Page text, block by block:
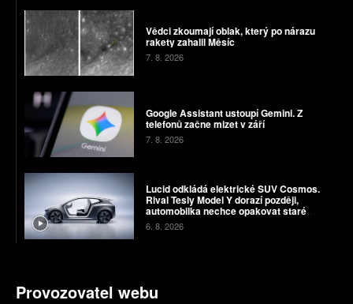
Vědci zkoumají oblak, který po nárazu
rakety zahalil Měsíc
7. 8. 2026
Google Assistant ustoupí Gemini. Z
telefonů začne mizet v září
7. 8. 2026
Lucid odkládá elektrické SUV Cosmos.
Rival Tesly Model Y dorazí později,
automobilka nechce opakovat staré
chyby
6. 8. 2026
Provozovatel webu